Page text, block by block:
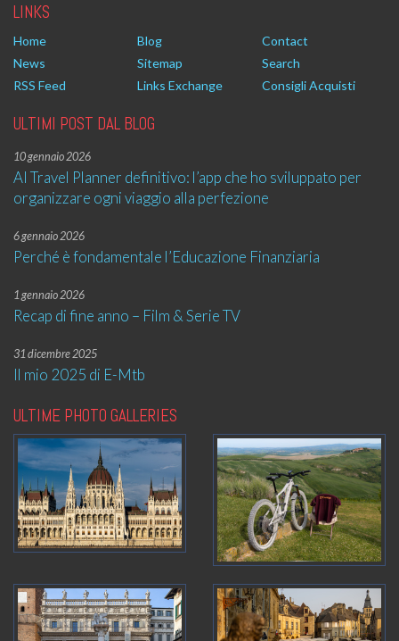
LINKS
Home Blog
Contact
News
Sitemap
Search
RSS Feed
Links Exchange Consigli Acquisti
ULTIMI POST DAL BLOG
10 gennaio 2026
AI Travel Planner definitivo: l’app che ho sviluppato per
organizzare ogni viaggio alla perfezione
6 gennaio 2026
Perché è fondamentale l’Educazione Finanziaria
1 gennaio 2026
Recap di fine anno – Film & Serie TV
31 dicembre 2025
Il mio 2025 di E-Mtb
ULTIME PHOTO GALLERIES